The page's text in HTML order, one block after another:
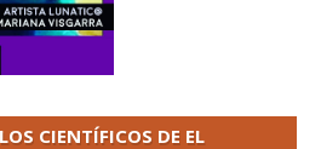
CIENTÍFICOS DE EL